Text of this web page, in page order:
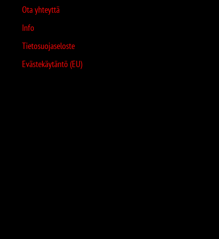
Ota yhteyttä
Info
Tietosuojaseloste
Evästekäytäntö (EU)